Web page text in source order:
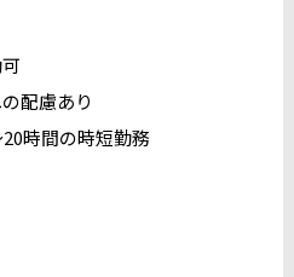
配慮あり
時間の時短勤務